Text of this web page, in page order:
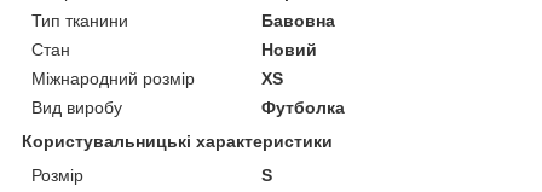
Тип тканини
Бавовна
Стан
Новий
Міжнародний розмір
XS
Вид виробу
Футболка
Користувальницькі характеристики
Розмір
S